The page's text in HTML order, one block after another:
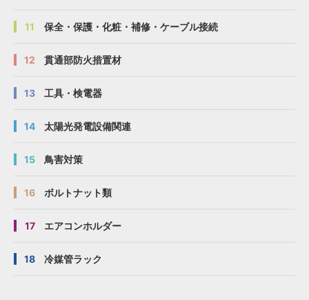
11 保全・保護・化粧・補修・ケーブル接続
12 貫通部防火措置材
13 工具・検電器
14 太陽光発電設備関連
15 鳥害対策
16 ボルトナット類
17 エアコンホルダー
18 冷媒管ラック